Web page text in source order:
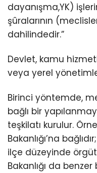
dayanışma,YK)
şûralarının
dahilindedir.”
Devlet, kamu
veya yerel
Birinci yöntemde,
bağlı bir
teşkilatı kurulur.
Bakanlığı’na
ilçe düzeyinde
Bakanlığı da